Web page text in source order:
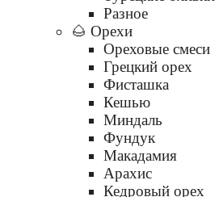
Разное
🌰 Орехи
Ореховые смеси
Грецкий орех
Фисташка
Кешью
Миндаль
Фундук
Макадамия
Арахис
Кедровый орех